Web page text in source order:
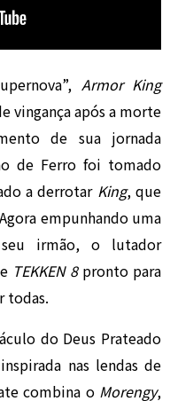
Armor King
vingança após a morte
de sua jornada
de Ferro foi tomado
a derrotar King, que
empunhando uma
irmão, o lutador
TEKKEN 8pronto para
todas.
do Deus Prateado
nas lendas de
combina o Morengy,